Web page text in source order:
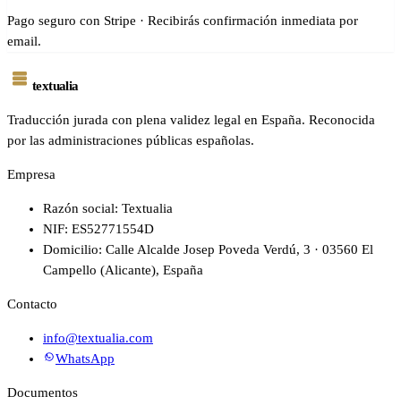
Pago seguro con Stripe · Recibirás confirmación inmediata por
email.
textualia
Traducción jurada con plena validez legal en España. Reconocida
por las administraciones públicas españolas.
Empresa
Razón social: Textualia
NIF: ES52771554D
Domicilio: Calle Alcalde Josep Poveda Verdú, 3 · 03560 El
Campello (Alicante), España
Contacto
info@textualia.com
WhatsApp
Documentos